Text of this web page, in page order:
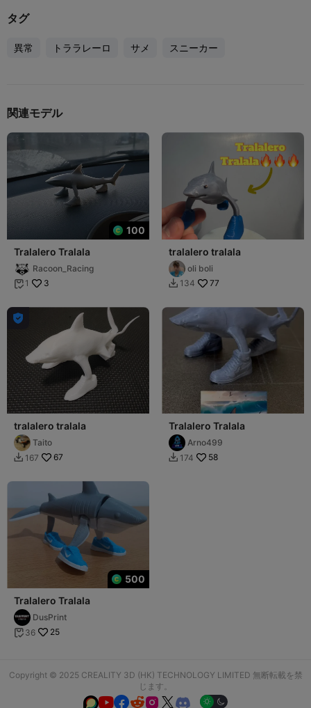
タグ
異常 トララレーロ サメ スニーカー
関連モデル
100
Tralalero Tralala
Racoon_Racing
 1 3
tralalero tralala
oli boli
 134 77

tralalero tralala
Taito
 167 67
Tralalero Tralala
Arno499
 174 58
500
Tralalero Tralala
DusPrint
 36 25
Copyright © 2025 CREALITY 3D (HK) TECHNOLOGY LIMITED 無断転載を禁
じます。
  